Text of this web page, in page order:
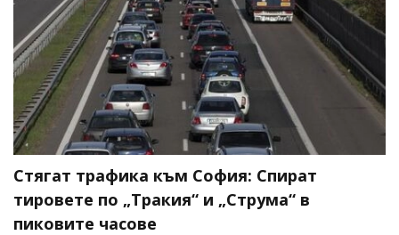
Стягат трафика към София: Спират
тировете по „Тракия“ и „Струма“ в
пиковите часове